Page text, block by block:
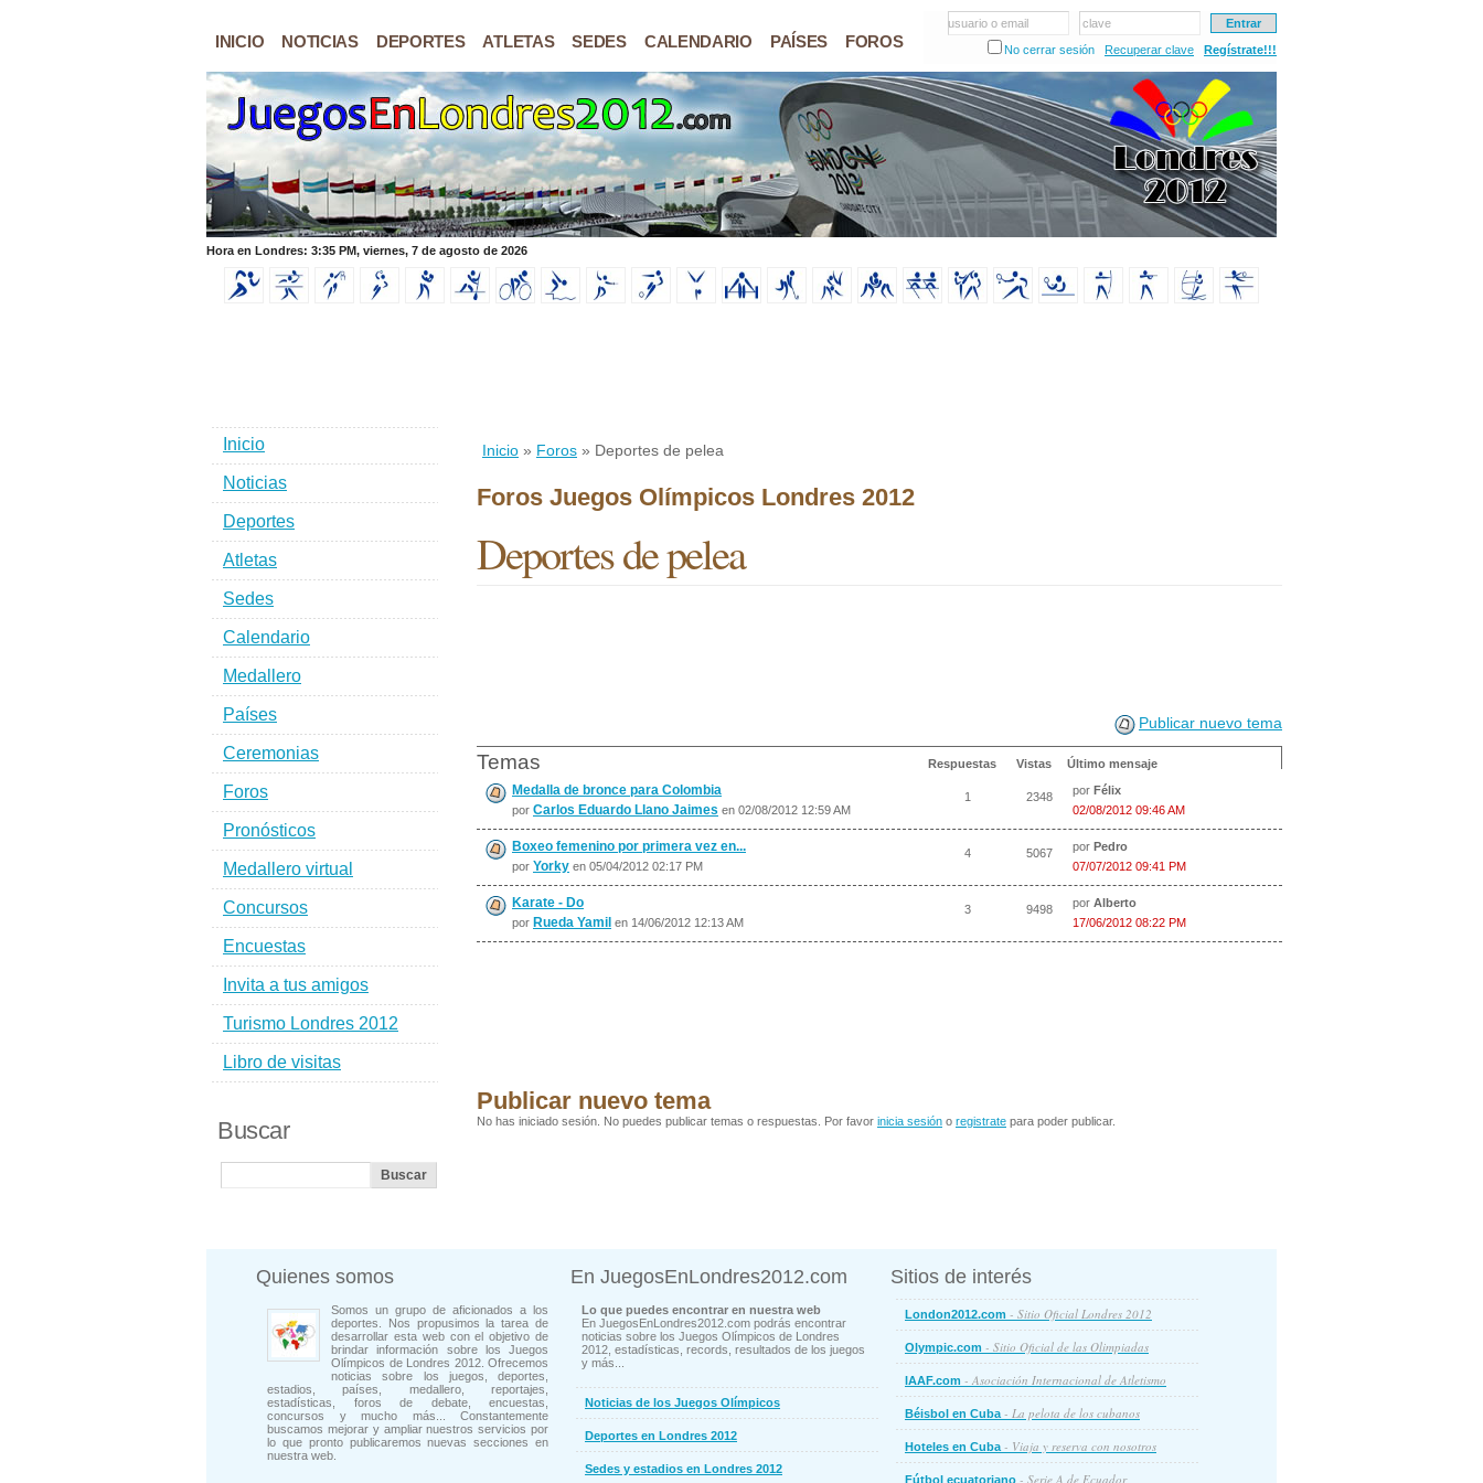
INICIO NOTICIAS DEPORTES ATLETAS SEDES CALENDARIO PAÍSES FOROS
usuario o email
clave
No cerrar sesión
Recuperar clave Regístrate!!!
Hora en Londres: 3:35 PM, viernes, 7 de agosto de 2026
Inicio » Foros » Deportes de pelea
Foros Juegos Olímpicos Londres 2012
Deportes de pelea
Publicar nuevo tema
Temas Respuestas Vistas Último mensaje
Medalla de bronce para Colombia
por Carlos Eduardo Llano Jaimes en 02/08/2012 12:59 AM
1 2348 por Félix
02/08/2012 09:46 AM
Boxeo femenino por primera vez en...
por Yorky en 05/04/2012 02:17 PM
4 5067 por Pedro
07/07/2012 09:41 PM
Karate - Do
por Rueda Yamil en 14/06/2012 12:13 AM
3 9498 por Alberto
17/06/2012 08:22 PM
Publicar nuevo tema
No has iniciado sesión. No puedes publicar temas o respuestas. Por favor inicia sesión o registrate para poder publicar.
Inicio
Noticias
Deportes
Atletas
Sedes
Calendario
Medallero
Países
Ceremonias
Foros
Pronósticos
Medallero virtual
Concursos
Encuestas
Invita a tus amigos
Turismo Londres 2012
Libro de visitas
Buscar
Quienes somos
Somos un grupo de aficionados a los
deportes. Nos propusimos la tarea de
desarrollar esta web con el objetivo de
brindar información sobre los Juegos
Olímpicos de Londres 2012. Ofrecemos
noticias sobre los juegos, deportes,
estadios, países, medallero, reportajes,
estadísticas, foros de debate, encuestas,
concursos y mucho más... Constantemente
buscamos mejorar y ampliar nuestros servicios por
lo que pronto publicaremos nuevas secciones en
nuestra web.
En JuegosEnLondres2012.com
Lo que puedes encontrar en nuestra web
En JuegosEnLondres2012.com podrás encontrar
noticias sobre los Juegos Olímpicos de Londres
2012, estadísticas, records, resultados de los juegos
y más...
Noticias de los Juegos Olímpicos
Deportes en Londres 2012
Sedes y estadios en Londres 2012
Sitios de interés
London2012.com - Sitio Oficial Londres 2012
Olympic.com - Sitio Oficial de las Olimpiadas
IAAF.com - Asociación Internacional de Atletismo
Béisbol en Cuba- La pelota de los cubanos
Hoteles en Cuba- Viaja y reserva con nosotros
Fútbol ecuatoriano - Serie A de Ecuador